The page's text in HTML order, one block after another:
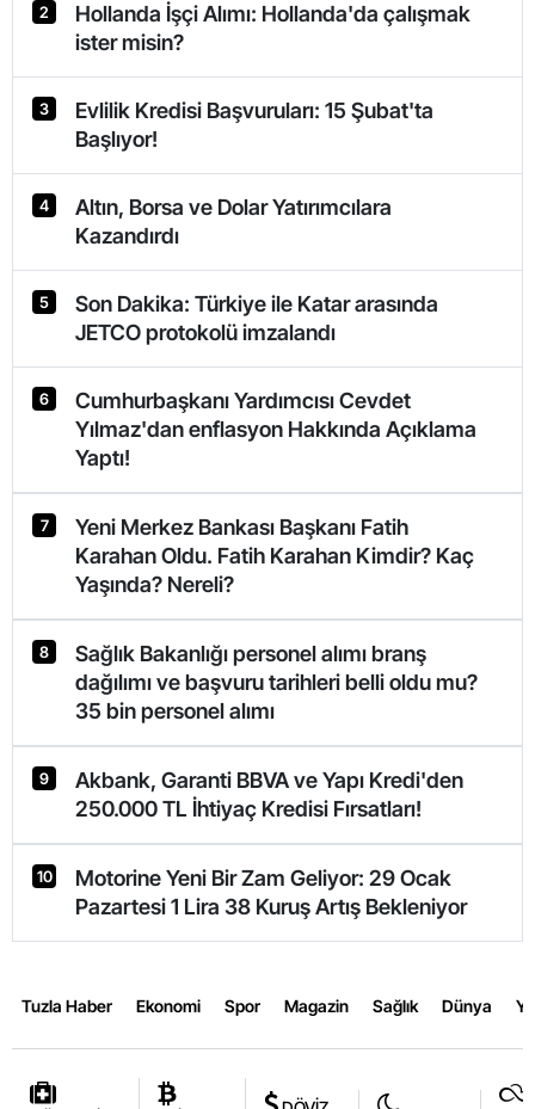
2
Hollanda İşçi Alımı: Hollanda'da çalışmak
ister misin?
3
Evlilik Kredisi Başvuruları: 15 Şubat'ta
Başlıyor!
4
Altın, Borsa ve Dolar Yatırımcılara
Kazandırdı
5
Son Dakika: Türkiye ile Katar arasında
JETCO protokolü imzalandı
6
Cumhurbaşkanı Yardımcısı Cevdet
Yılmaz'dan enflasyon Hakkında Açıklama
Yaptı!
7
Yeni Merkez Bankası Başkanı Fatih
Karahan Oldu. Fatih Karahan Kimdir? Kaç
Yaşında? Nereli?
8
Sağlık Bakanlığı personel alımı branş
dağılımı ve başvuru tarihleri belli oldu mu?
35 bin personel alımı
9
Akbank, Garanti BBVA ve Yapı Kredi'den
250.000 TL İhtiyaç Kredisi Fırsatları!
10
Motorine Yeni Bir Zam Geliyor: 29 Ocak
Pazartesi 1 Lira 38 Kuruş Artış Bekleniyor
Tuzla Haber Ekonomi Spor Magazin Sağlık Dünya